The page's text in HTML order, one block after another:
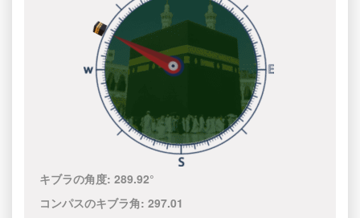
キブラの角度:289.92°
コンパスのキブラ角:297.01